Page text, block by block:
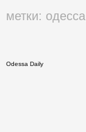
метки: одесса
Odessa Daily